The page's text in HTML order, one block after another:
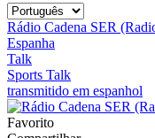
Rádio Cadena SER
Espanha
Talk
Sports Talk
transmitido em espanhol
Favorito